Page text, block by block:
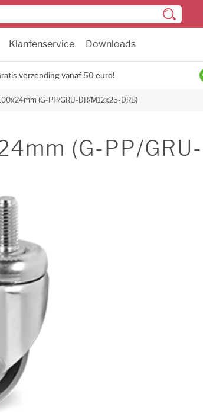
Klantenservice Downloads
verzending vanaf 50 euro!
(G-PP/GRU-DR/M12x25-DRB)
(G-PP/GRU-